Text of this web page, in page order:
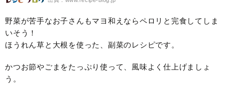
野菜が苦手なお子さんもマヨ和えならペロリと完食してしま
いそう！
ほうれん草と大根を使った、副菜のレシピです。
かつお節やごまをたっぷり使って、風味よく仕上げましょ
う。